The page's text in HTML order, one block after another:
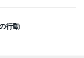
行動